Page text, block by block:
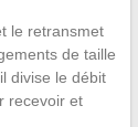
le retransmet
de taille
divise le débit
recevoir et